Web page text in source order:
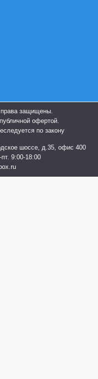
защищены.
офертой.
по закону
шоссе, д.35, офис 400
пт. 9:00-18:00